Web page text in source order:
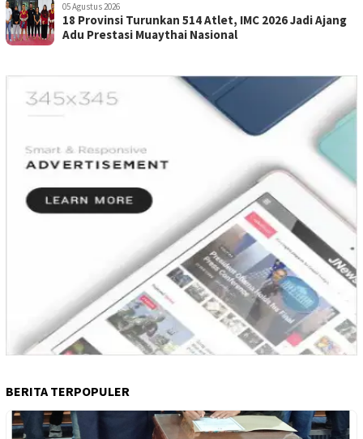
05 Agustus 2026
18 Provinsi Turunkan 514 Atlet, IMC 2026 Jadi Ajang
Adu Prestasi Muaythai Nasional
BERITA TERPOPULER